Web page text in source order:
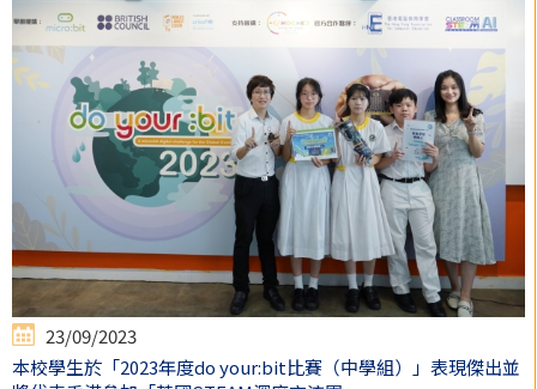
23/09/2023
本校學生於「2023年度do your:bit比賽（中學組）」表現傑出並